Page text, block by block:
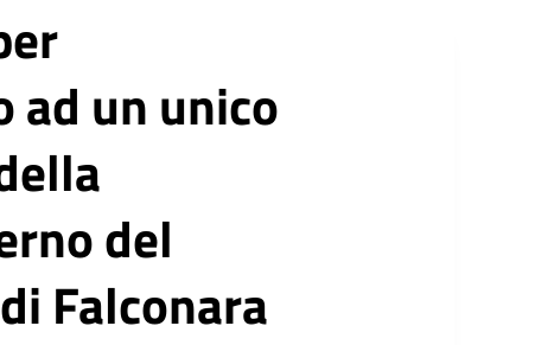
un unico
del
Falconara